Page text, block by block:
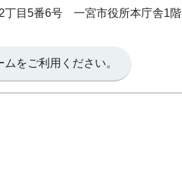
目5番6号 一宮市役所本庁舎1階
をご利用ください。